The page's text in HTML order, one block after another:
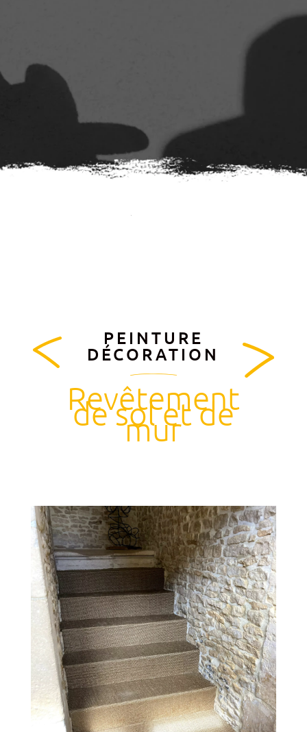
←Lien
précédent
PEINTURE
DÉCORATION
Revêtement
de sol et de
mur
Lien
suivant
→